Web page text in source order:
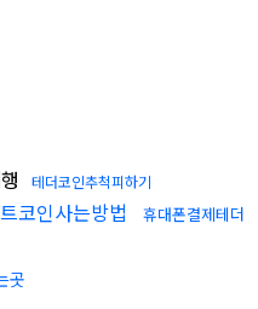
테더코인추척피하기
코인사는방법
휴대폰결제테더
곳